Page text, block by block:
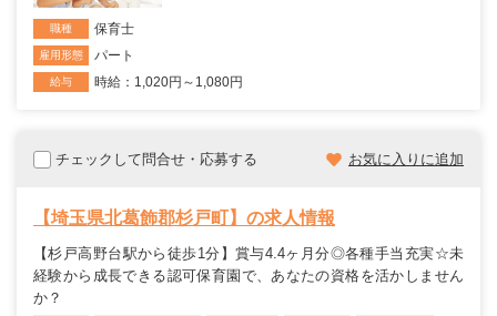
職種 保育士
雇用形態 パート
給与 時給：1,020円～1,080円
チェックして問合せ・応募する お気に入りに追加
【埼玉県北葛飾郡杉戸町】の求人情報
【杉戸高野台駅から徒歩1分】賞与4.4ヶ月分◎各種手当充実☆未
経験から成長できる認可保育園で、あなたの資格を活かしません
か？